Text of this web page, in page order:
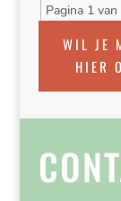
Pagina 1 van
WIL JE
HIER